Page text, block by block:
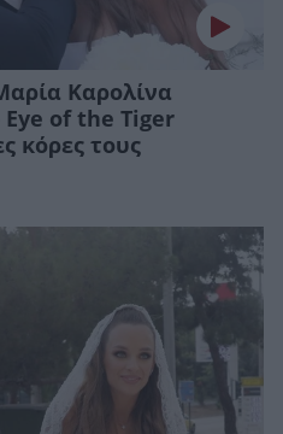
Καρολίνα
of the Tiger
κόρες τους